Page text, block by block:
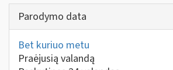
Parodymo data
Bet kuriuo metu
Praėjusią valandą